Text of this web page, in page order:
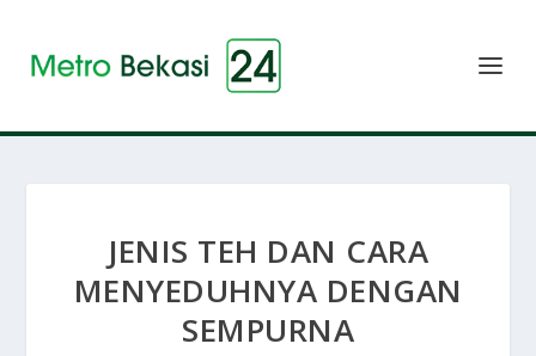
JENIS TEH DAN CARA
MENYEDUHNYA DENGAN
SEMPURNA